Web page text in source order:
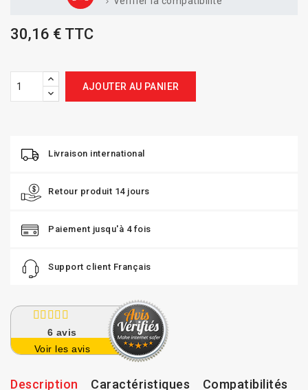
30,16 € TTC
AJOUTER AU PANIER
Livraison international
Retour produit 14 jours
Paiement jusqu'à 4 fois
Support client Français
6 avis
Voir les avis
Description Caractéristiques
Compatibilités